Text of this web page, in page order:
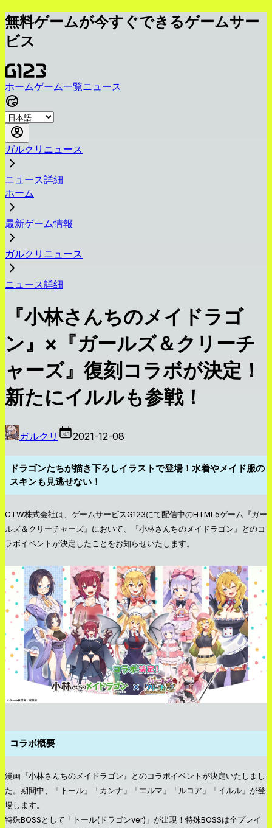
無料ゲームが今すぐできるゲームサー
ビス
ホームゲーム一覧ニュース
ガルクリニュース
ニュース詳細
ホーム
最新ゲーム情報
ガルクリニュース
ニュース詳細
『小林さんちのメイドラゴ
ン』×『ガールズ＆クリーチ
ャーズ』復刻コラボが決定！
新たにイルルも参戦！
ガルクリ 2021-12-08
ドラゴンたちが描き下ろしイラストで登場！水着やメイド服の
スキンも見逃せない！
CTW株式会社は、ゲームサービスG123にて配信中のHTML5ゲーム『ガー
ルズ＆クリーチャーズ』において、『小林さんちのメイドラゴン』とのコ
ラボイベントが決定したことをお知らせいたします。
コラボ概要
漫画『小林さんちのメイドラゴン』とのコラボイベントが決定いたしまし
た。期間中、「トール」「カンナ」「エルマ」「ルコア」「イルル」が登
場します。
特殊BOSSとして「トール(ドラゴンver)」が出現！特殊BOSSは全プレイ